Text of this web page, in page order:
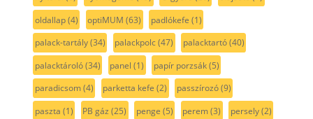
oldallap(4) optiMUM (63) padlókefe (1)
palack-tartály(34) palackpolc(47) palacktartó(40)
palacktároló(34) panel (1) papír porzsák(5)
paradicsom(4) parketta kefe (2) passzírozó(9)
paszta (1) PB gáz (25) penge (5) perem(3) persely(2)